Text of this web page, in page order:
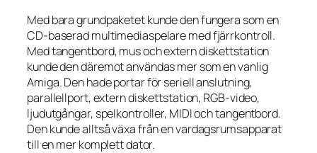
Med bara grundpaketet kunde den fungera som en
CD-baserad multimediaspelare med fjärrkontroll.
Med tangentbord, mus och extern diskettstation
kunde den däremot användas mer som en vanlig
Amiga. Den hade portar för seriell anslutning,
parallellport, extern diskettstation, RGB-video,
ljudutgångar, spelkontroller, MIDI och tangentbord.
Den kunde alltså växa från en vardagsrumsapparat
till en mer komplett dator.